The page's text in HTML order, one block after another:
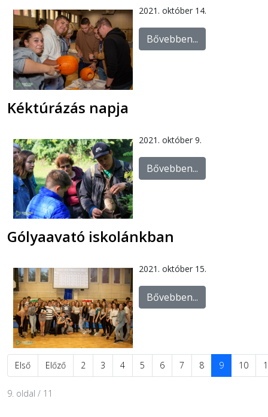
2021. október 14.
Bővebben...
Kéktúrázás napja
2021. október 9.
Bővebben...
Gólyaavató iskolánkban
2021. október 15.
Bővebben...
Első Előző 2 3 4 5 6 7 8 9 10
9. oldal / 11